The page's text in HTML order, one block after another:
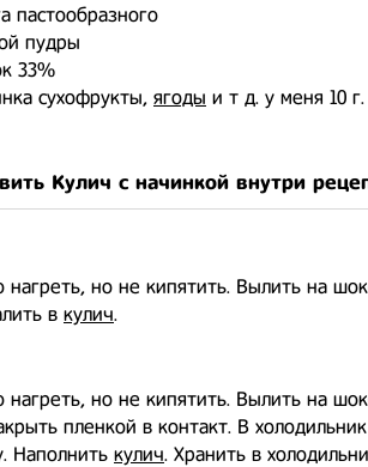
пастообразного
пудры
33%
сухофрукты, ягоды и т д. у меня 10
Кулич с начинкой внутри
нагреть, но не кипятить. Вылить на
в кулич.
нагреть, но не кипятить. Вылить на
пленкой в контакт. В
Наполнить кулич. Хранить в